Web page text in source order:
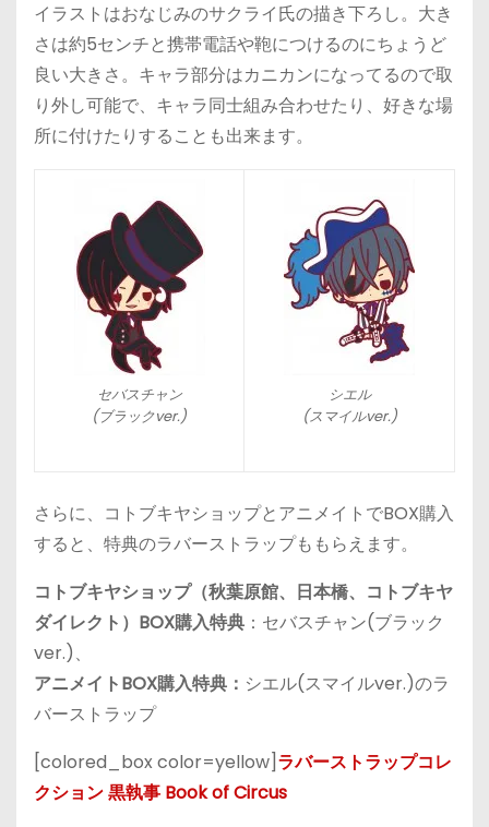
イラストはおなじみのサクライ氏の描き下ろし。大き
さは約5センチと携帯電話や鞄につけるのにちょうど
良い大きさ。キャラ部分はカニカンになってるので取
り外し可能で、キャラ同士組み合わせたり、好きな場
所に付けたりすることも出来ます。
セバスチャン
(ブラックver.)
シエル
(スマイルver.)
さらに、コトブキヤショップとアニメイトでBOX購入
すると、特典のラバーストラップももらえます。
コトブキヤショップ（秋葉原館、日本橋、コトブキヤ
ダイレクト）BOX購入特典 ：セバスチャン(ブラック
ver.)、
アニメイトBOX購入特典： シエル(スマイルver.)のラ
バーストラップ
[colored_box color=yellow]ラバーストラップコレ
クション 黒執事 Book of Circus